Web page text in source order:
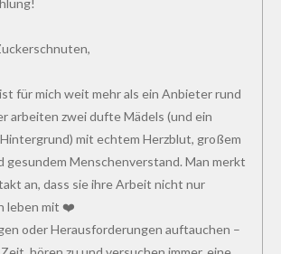
für mich weit mehr als ein Anbieter rund
arbeiten zwei dufte Mädels (und ein
mit echtem Herzblut, großem
gesundem Menschenverstand. Man merkt
an, dass sie ihre Arbeit nicht nur
leben mit ❤️
oder Herausforderungen auftauchen –